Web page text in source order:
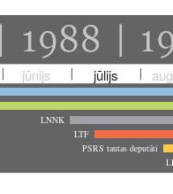
jūnijs jūlijs
LNNK
LTF
PSRS tautas deputāti